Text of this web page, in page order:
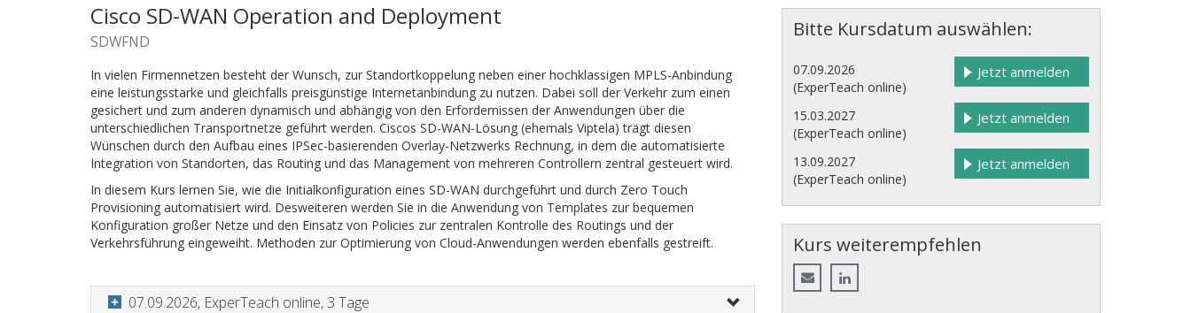
Cisco SD-WAN Operation and Deployment
SDWFND
In vielen Firmennetzen besteht der Wunsch, zur Standortkoppelung neben einer hochklassigen MPLS-Anbindung
eine leistungsstarke und gleichfalls preisgünstige Internetanbindung zu nutzen. Dabei soll der Verkehr zum einen
gesichert und zum anderen dynamisch und abhängig von den Erfordernissen der Anwendungen über die
unterschiedlichen Transportnetze geführt werden. Ciscos SD-WAN-Lösung (ehemals Viptela) trägt diesen
Wünschen durch den Aufbau eines IPSec-basierenden Overlay-Netzwerks Rechnung, in dem die automatisierte
Integration von Standorten, das Routing und das Management von mehreren Controllern zentral gesteuert wird.
In diesem Kurs lernen Sie, wie die Initialkonfiguration eines SD-WAN durchgeführt und durch Zero Touch
Provisioning automatisiert wird. Desweiteren werden Sie in die Anwendung von Templates zur bequemen
Konfiguration großer Netze und den Einsatz von Policies zur zentralen Kontrolle des Routings und der
Verkehrsführung eingeweiht. Methoden zur Optimierung von Cloud-Anwendungen werden ebenfalls gestreift.
07.09.2026, ExperTeach online, 3 Tage
Bitte Kursdatum auswählen:
07.09.2026
(ExperTeach online)
Jetzt anmelden
15.03.2027
(ExperTeach online)
Jetzt anmelden
13.09.2027
(ExperTeach online)
Jetzt anmelden
Kurs weiterempfehlen